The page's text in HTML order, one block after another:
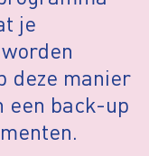
je
deze manier
een back-up